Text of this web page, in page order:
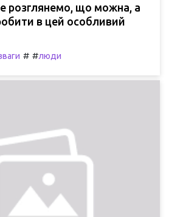
розглянемо, що можна, а
в цей особливий
# #люди